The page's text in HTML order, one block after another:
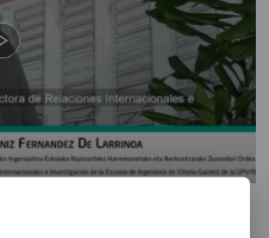
VITORIA-GASTEIZ,